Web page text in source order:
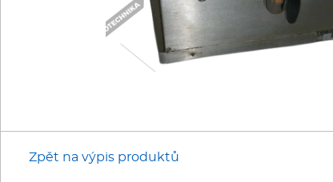
Zpět na výpis produktů